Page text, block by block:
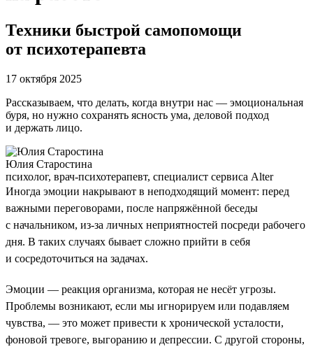
Техники быстрой самопомощи
от психотерапевта
17 октября 2025
Рассказываем, что делать, когда внутри нас — эмоциональная
буря, но нужно сохранять ясность ума, деловой подход
и держать лицо.
Юлия Старостина
психолог, врач-психотерапевт, специалист сервиса Alter
Иногда эмоции накрывают в неподходящий момент: перед
важными переговорами, после напряжённой беседы
с начальником, из-за личных неприятностей посреди рабочего
дня. В таких случаях бывает сложно прийти в себя
и сосредоточиться на задачах.
Эмоции — реакция организма, которая не несёт угрозы.
Проблемы возникают, если мы игнорируем или подавляем
чувства, — это может привести к хронической усталости,
фоновой тревоге, выгоранию и депрессии. С другой стороны,